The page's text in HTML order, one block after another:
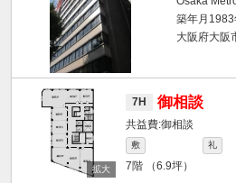
築年月
大阪府大阪
7H 御相談
御相談
敷 礼
7階 （6.9坪）